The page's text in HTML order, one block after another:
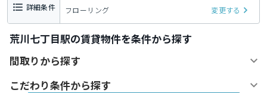
詳細条件 フローリング 変更する
荒川七丁目駅の賃貸物件を条件から探す
間取りから探す
こだわり条件から探す